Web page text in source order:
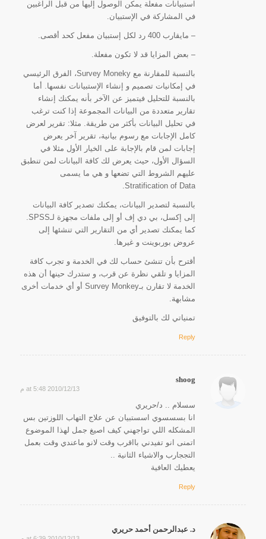
استبيانات مفعلة يمكن الوصول إليها من قبل الراغبين
في المشاركة في الإستبيان.
– مايقارب 400 رد لكل إستبيان مفعل كحد أقصى.
– بعض المزايا قد لا تكون مفعلة.
بالنسبة للمقارنة مع Survey Moneky، الفرق الرئيسي
في إمكانيات تصميم و إنشاء الإستبيانات نفسها. أما
بالنسبة للتحليل فيتميز عن الآخر بأنه يمكنك إنشاء
تقارير متعددة من البيانات المجموعة إذا كنت ترغب
في تحليل البيانات بأكثر من طريقة. مثلا: تقرير لعرض
كامل الإجابات مع رسوم بيانية، تقرير آخر يعرض
إجابات لمن قام بالإجابة على الخيار الأول مثلا في
السؤال الأول، حيث يعرض لك كافة البيانات لمن تنطبق
عليهم الشروط التي تضعها و هي ما يسمى
Stratification of Data.
بالنسبة لتصدير البيانات، يمكنك تصدير كافة البيانات
إلى إكسل، بي دي إف أو إلى ملفات مجهزة لـSPSS.
كما يمكنك تصدير أي من التقارير التي تنشئها إلى
عروض بوربوينت و غيرها.
أقترح بأن تنشئ حساب لك في الخدمة و تجرب كافة
المزايا و تلقي نظرة عن قرب، و ستدرك حينها أن هذه
الخدمة لا تقارن بـSurvey Monkey أو أي خدمات أخرى
مشابهة.
تمنياتي لك بالتوفيق
Reply
shoog
2010/12/13 at 5:48 م
سسلام .. د/حريري
انا بسسسوي اسستبيان عن علاج التهاب اللوزتين بس
المشكله اللي تواجهني كيف اصيغ جمل لهذا الموضوع
اتمنى انو تفيدني بااقرب وقت لانو ماعندي وقت بعمل
التججارب والاشياء الثانية ..
يعطيك العافية
Reply
د. عبدالرحمن أحمد حريري